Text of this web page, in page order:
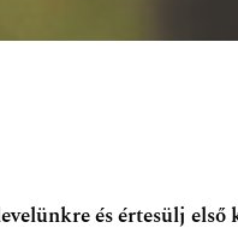
és értesülj